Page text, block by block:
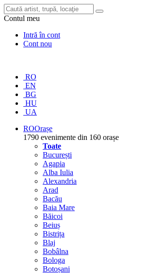
Contul meu
Intră în cont
Cont nou
RO
EN
BG
HU
UA
ROOrașe
1790 evenimente din 160 orașe
Toate
București
Agapia
Alba Iulia
Alexandria
Arad
Bacău
Baia Mare
Băicoi
Beiuș
Bistrița
Blaj
Bobâlna
Bologa
Botoșani